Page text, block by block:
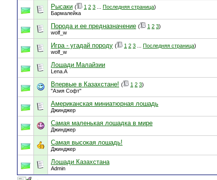
Рысаки ( 1 2 3 Последняя страница)
Бармалейка
Порода и ее предназначение ( 1 2 3)
wolf_w
Игра - угадай породу ( 1 2 3 Последняя страница)
wolf_w
Лошади Малайзии
Lena.A
Впервые в Казахстане! ( 1 2 3)
"Азия Софт"
Американская миниатюрная лошадь
Джинджер
Cамая маленькая лошадка в мире
Джинджер
Самая высокая лошадь!
Джинджер
Лошади Казахстана
Admin